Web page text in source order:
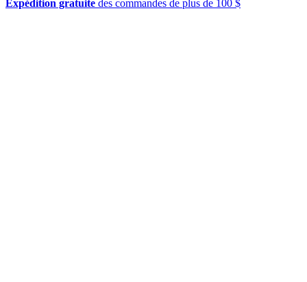
Expédition gratuite des commandes de plus de 100 $